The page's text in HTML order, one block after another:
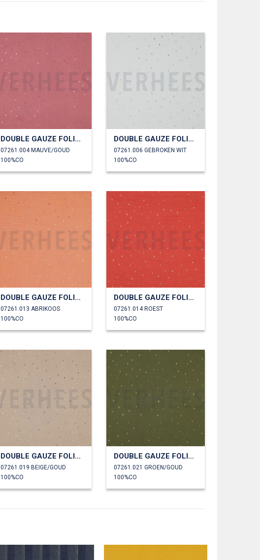
DOUBLE GAUZE FOLIE STREPEN
07261.004 MAUVE/GOUD
100%CO
DOUBLE GAUZE FOLIE STREPEN
07261.006 GEBROKEN WIT
100%CO
DOUBLE GAUZE FOLIE STREPEN
07261.013 ABRIKOOS
100%CO
DOUBLE GAUZE FOLIE STREPEN
07261.014 ROEST
100%CO
DOUBLE GAUZE FOLIE STREPEN
07261.019 BEIGE/GOUD
100%CO
DOUBLE GAUZE FOLIE STREPEN
07261.021 GROEN/GOUD
100%CO